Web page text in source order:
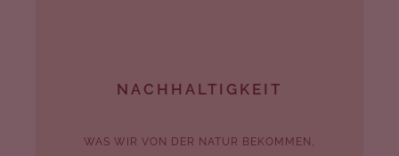
NACHHALTIGKEIT
WAS WIR VON DER NATUR BEKOMMEN,